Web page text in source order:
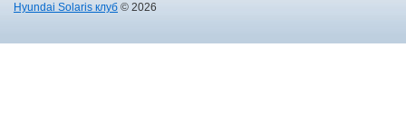
Hyundai Solaris клуб © 2026